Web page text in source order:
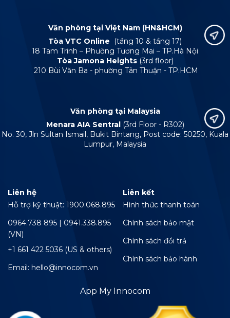
Văn phòng tại Việt Nam (HN&HCM)
Tòa VTC Online
(tầng 10 & tầng 17)
18 Tam Trinh – Phường Tương Mai – TP.Hà Nội
Tòa Jamona Heights (3rd floor)
210 Bùi Văn Ba - phường Tân Thuận - TP.HCM
Văn phòng tại Malaysia
Menara AIA Sentral (3rd Floor - R302)
No. 30, Jln Sultan Ismail, Bukit Bintang, Post code: 50250, Kuala
Lumpur, Malaysia
Liên hệ
Hỗ trợ kỹ thuật: 1900.068.895
0964.738 895 | 0941.338.895
(VN)
+1 661 422 5036 (US & others)
Email: hello@innocom.vn
Liên kết
Hình thức thanh toán
Chính sách bảo mật
Chính sách đổi trả
Chính sách bảo hành
App My Innocom